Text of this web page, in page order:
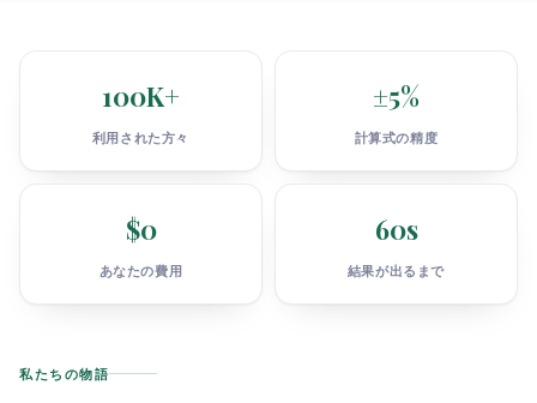
100K+
利用された方々
±5%
計算式の精度
$0
あなたの費用
60s
結果が出るまで
私たちの物語